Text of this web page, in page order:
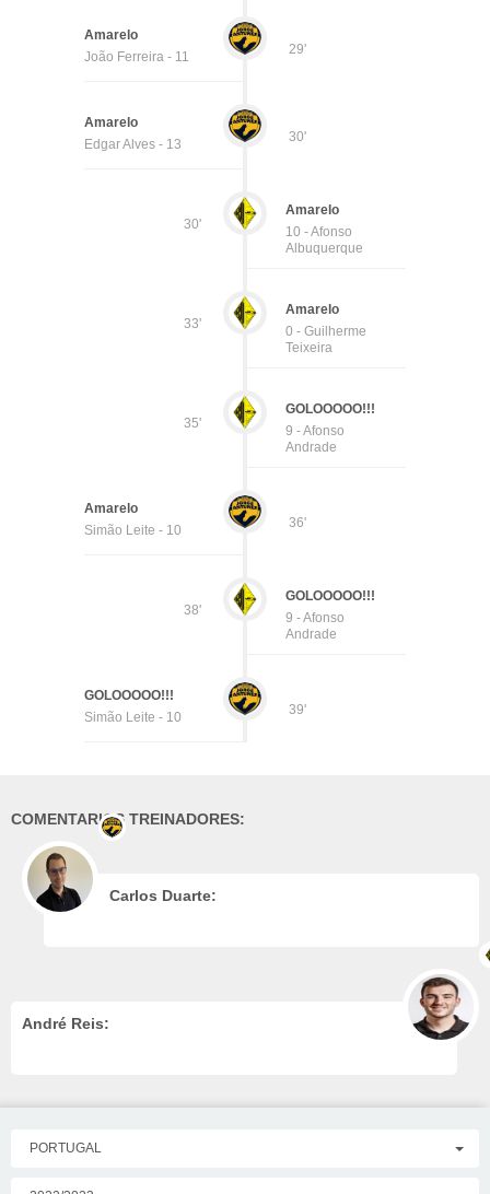
29'
Amarelo
João Ferreira - 11
30'
Amarelo
Edgar Alves - 13
30'
Amarelo
10 - Afonso
Albuquerque
33'
Amarelo
0 - Guilherme
Teixeira
35'
GOLOOOOO!!!
9 - Afonso
Andrade
36'
Amarelo
Simão Leite - 10
38'
GOLOOOOO!!!
9 - Afonso
Andrade
39'
GOLOOOOO!!!
Simão Leite - 10
COMENTARIOS TREINADORES:
Carlos Duarte:
André Reis:
PORTUGAL